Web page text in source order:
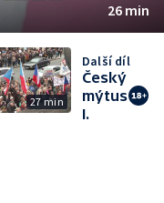
26 min
27 min
Další díl
Český
mýtus
I.